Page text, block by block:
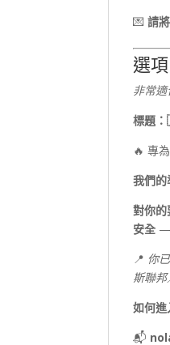
💌請
選
非常
標題
🔥 專
我們的
對你的
安全 —
📍 你
斯聯
如何進
📬